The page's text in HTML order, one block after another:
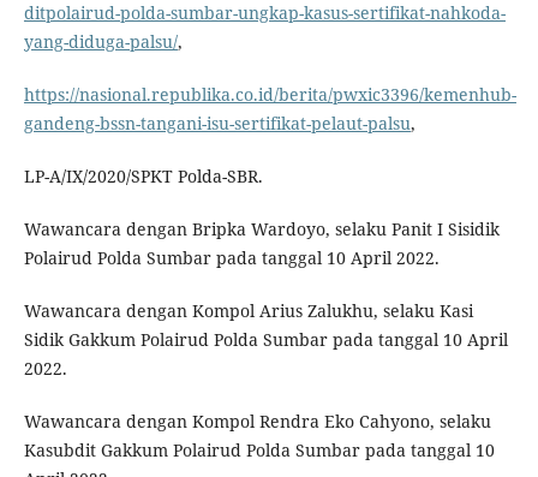
ditpolairud-polda-sumbar-ungkap-kasus-sertifikat-nahkoda-
yang-diduga-palsu/,
https://nasional.republika.co.id/berita/pwxic3396/kemenhub-
gandeng-bssn-tangani-isu-sertifikat-pelaut-palsu,
LP-A/IX/2020/SPKT Polda-SBR.
Wawancara dengan Bripka Wardoyo, selaku Panit I Sisidik
Polairud Polda Sumbar pada tanggal 10 April 2022.
Wawancara dengan Kompol Arius Zalukhu, selaku Kasi
Sidik Gakkum Polairud Polda Sumbar pada tanggal 10 April
2022.
Wawancara dengan Kompol Rendra Eko Cahyono, selaku
Kasubdit Gakkum Polairud Polda Sumbar pada tanggal 10